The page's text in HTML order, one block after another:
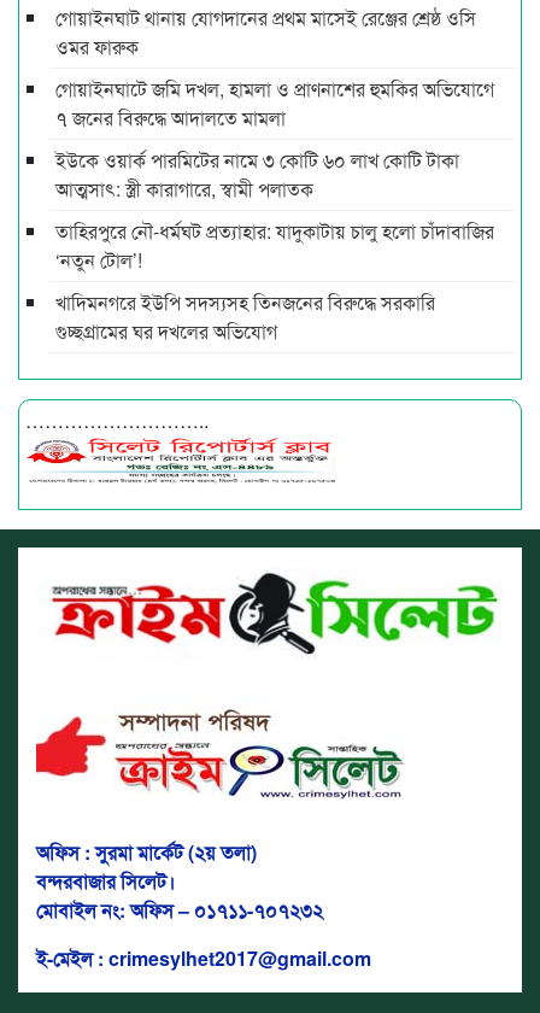
গোয়াইনঘাট থানায় যোগদানের প্রথম মাসেই রেঞ্জের শ্রেষ্ঠ ওসি
ওমর ফারুক
গোয়াইনঘাটে জমি দখল, হামলা ও প্রাণনাশের হুমকির অভিযোগে
৭ জনের বিরুদ্ধে আদালতে মামলা
ইউকে ওয়ার্ক পারমিটের নামে ৩ কোটি ৬০ লাখ কোটি টাকা
আত্মসাৎ: স্ত্রী কারাগারে, স্বামী পলাতক
তাহিরপুরে নৌ-ধর্মঘট প্রত্যাহার: যাদুকাটায় চালু হলো চাঁদাবাজির
‘নতুন টোল’!
খাদিমনগরে ইউপি সদস্যসহ তিনজনের বিরুদ্ধে সরকারি
গুচ্ছগ্রামের ঘর দখলের অভিযোগ
………………………..
অফিস : সুরমা মার্কেট (২য় তলা)
বন্দরবাজার সিলেট।
মোবাইল নং: অফিস – ০১৭১১-৭০৭২৩২
ই-মেইল : crimesylhet2017@gmail.com